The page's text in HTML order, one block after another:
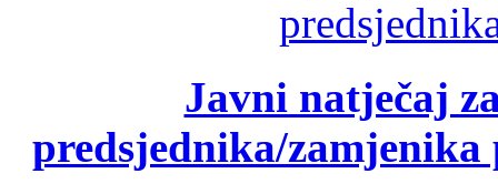
Javni natječaj
predsjednika/